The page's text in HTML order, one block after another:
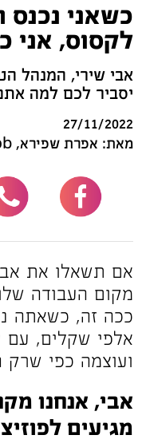
כשאני נכנס
לקסוס, אני
יסביר לכם למה
27/11/2022
מאת: אפרת שפירא, Autojob
אם תשאלו את
מקום העבודה
ככה זה, כשאתה
אלפי שקלים, עם
ועוצמה כפי שרק
אבי, אנחנו
מגיעים